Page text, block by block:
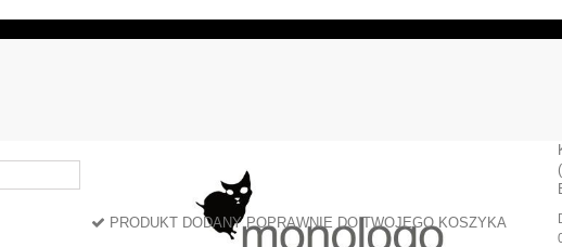
PRODUKT DODANY POPRAWNIE DO TWOJEGO KOSZYKA